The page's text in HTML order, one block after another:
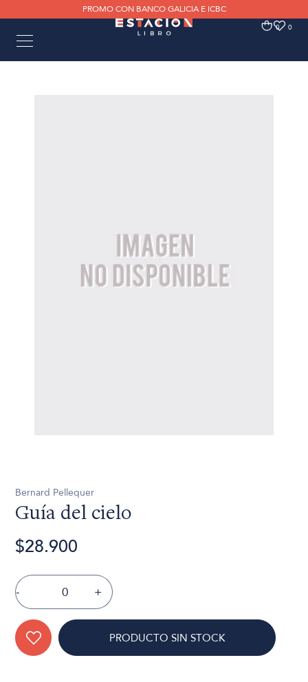
PROMO CON BANCO GALICIA E ICBC
0 0
Bernard Pellequer
Guía del cielo
$28.900
- +
PRODUCTO SIN STOCK